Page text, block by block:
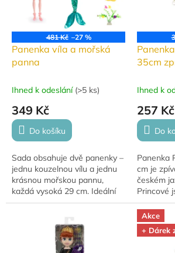
481 Kč –27 %
Panenka víla a mořská
panna
Ihned k odeslání (>5 ks)
349 Kč
Do košíku
Sada obsahuje dvě panenky –
jednu kouzelnou vílu a jednu
krásnou mořskou pannu,
každá vysoká 29 cm. Ideální
hračka pro děti od 3 let, s
35cm
Ihned k
257 Kč
Do
Panenka
cm je
českém
Princové
licencí
měkké
očička a
Akce
+ Dárek